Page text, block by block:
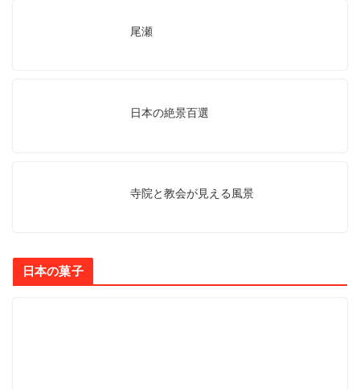
尾瀬
日本の絶景百選
寺院と教会が見える風景
日本の菓子